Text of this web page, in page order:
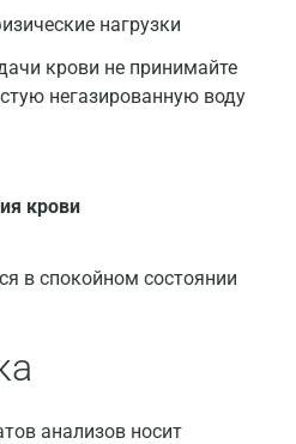
нагрузки
крови не принимайте
негазированную воду
крови
в спокойном состоянии
анализов носит